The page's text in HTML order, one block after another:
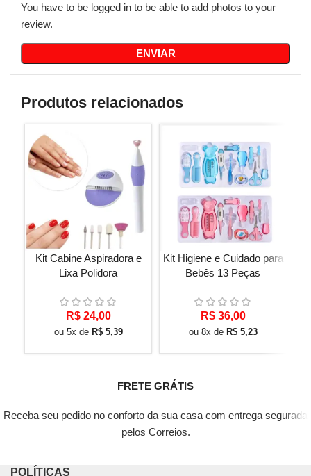
You have to be logged in to be able to add photos to your
review.
Produtos relacionados
Kit Cabine Aspiradora e
Lixa Polidora
R$24,00
ou 5x de R$5,39
Kit Higiene e Cuidado para
Bebês 13 Peças
R$36,00
ou 8x de R$5,23
FRETE GRÁTIS
Receba seu pedido no conforto da sua casa com entrega segurada
pelos Correios.
POLÍTICAS